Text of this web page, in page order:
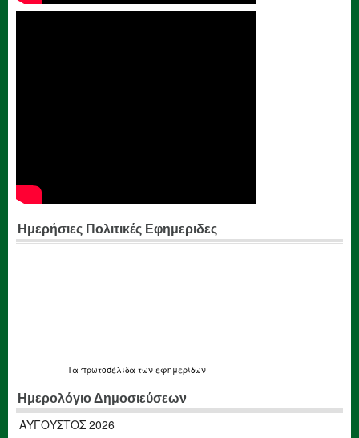
Ημερήσιες Πολιτικές Εφημεριδες
Τα πρωτοσέλιδα των εφημερίδων
Ημερολόγιο Δημοσιεύσεων
ΑΎΓΟΥΣΤΟΣ 2026